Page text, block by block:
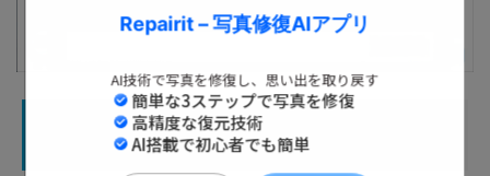
Repairit – 写真修復AIアプリ
AI技術で写真を修復し、思い出を取り戻す
簡単な3ステップで写真を修復
高精度な復元技術
ウィルスによる破損でも安心